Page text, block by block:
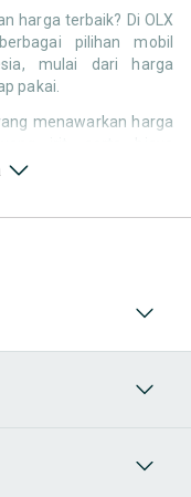
harga terbaik? Di OLX
pilihan mobil
mulai dari harga
pakai.
menawarkan harga
membuat pencarian
berpindah platform.